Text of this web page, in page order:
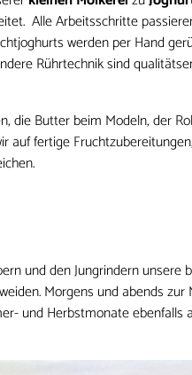
Alle Arbeitsschritte
werden per Hand
Rührtechnik sind
die Butter beim Modeln, der
auf fertige
und den Jungrindern
Morgens und abends
und Herbstmonate ebenfalls